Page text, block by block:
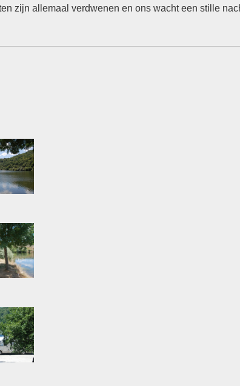
zijn allemaal verdwenen en ons wacht een stille